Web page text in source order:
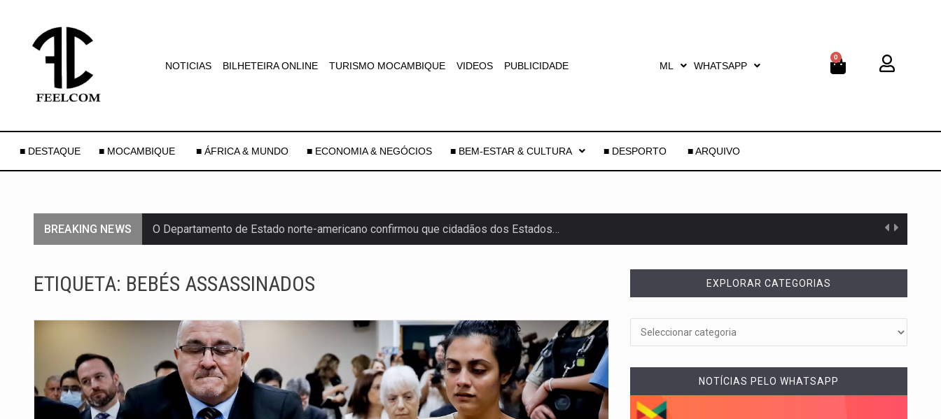
NOTICIAS BILHETEIRA ONLINE TURISMO MOCAMBIQUE VIDEOS PUBLICIDADE ML WHATSAPP
0
■ DESTAQUE ■ MOCAMBIQUE ■ ÁFRICA & MUNDO ■ ECONOMIA & NEGÓCIOS ■ BEM-ESTAR & CULTURA ■ DESPORTO ■ ARQUIVO
BREAKING NEWS O Departamento de Estado norte-americano confirmou que cidadãos dos Estados…
A descoberta representa um marco para a astronomia moderna. Embora…
Segundo as autoridades canadianas, mais de 200 incêndios florestais continuam…
De acordo com as autoridades de saúde da Faixa de…
Um dos casos mais graves envolveu a residência de Sam…
ETIQUETA: BEBÉS ASSASSINADOS EXPLORAR CATEGORIAS
NOTÍCIAS PELO WHATSAPP